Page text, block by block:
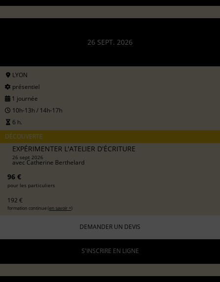
26 SEPT. 2026
LYON
présentiel
1 journée
10h-13h / 14h-17h
6 h.
DÉCOUVERTE
EXPÉRIMENTER L'ATELIER D'ÉCRITURE
26 sept 2026
avecCatherine Berthelard
96 €
pour les particuliers
192 €
formation continue (en savoir +)
DEMANDER UN DEVIS
S'INSCRIRE EN LIGNE